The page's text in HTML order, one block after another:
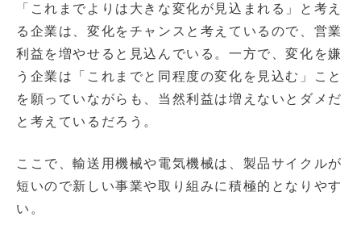
「これまでよりは大きな変化が見込まれる」と考え
る企業は、変化をチャンスと考えているので、営業
利益を増やせると見込んでいる。一方で、変化を嫌
う企業は「これまでと同程度の変化を見込む」こと
を願っていながらも、当然利益は増えないとダメだ
と考えているだろう。
ここで、輸送用機械や電気機械は、製品サイクルが
短いので新しい事業や取り組みに積極的となりやす
い。